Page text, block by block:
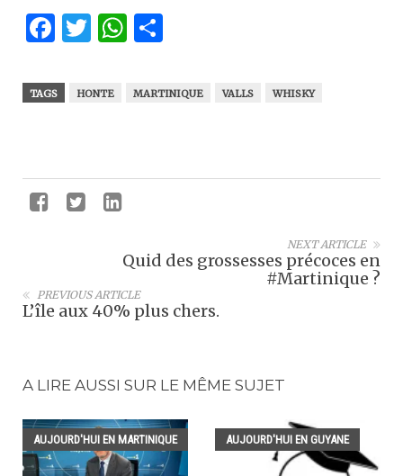
Facebook
Twitter
WhatsApp
TAGS HONTE MARTINIQUE VALLS WHISKY
NEXT ARTICLE
Quid des grossesses précoces en
#Martinique ?
PREVIOUS ARTICLE
L’île aux 40% plus chers.
A LIRE AUSSI SUR LE MÊME SUJET
AUJOURD'HUI EN MARTINIQUE AUJOURD'HUI EN GUYANE